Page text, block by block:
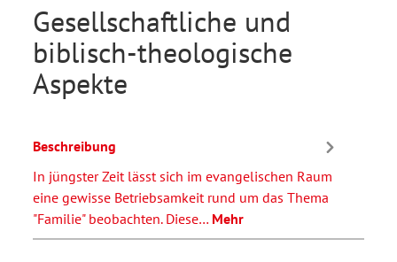
Gesellschaftliche und
biblisch-theologische
Aspekte
Beschreibung
In jüngster Zeit lässt sich im evangelischen Raum
eine gewisse Betriebsamkeit rund um das Thema
"Familie" beobachten. Diese… Mehr